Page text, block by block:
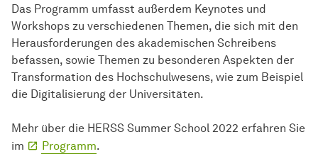
Das Programm umfasst außerdem Keynotes und
Workshops zu verschiedenen Themen, die sich mit den
Herausforderungen des akademischen Schreibens
befassen, sowie Themen zu besonderen Aspekten der
Transformation des Hochschulwesens, wie zum Beispiel
die Digitalisierung der Universitäten.
Mehr über die HERSS Summer School 2022 erfahren Sie
im
Programm.